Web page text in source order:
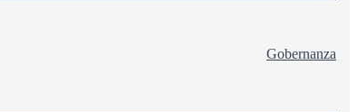
Gobernanza